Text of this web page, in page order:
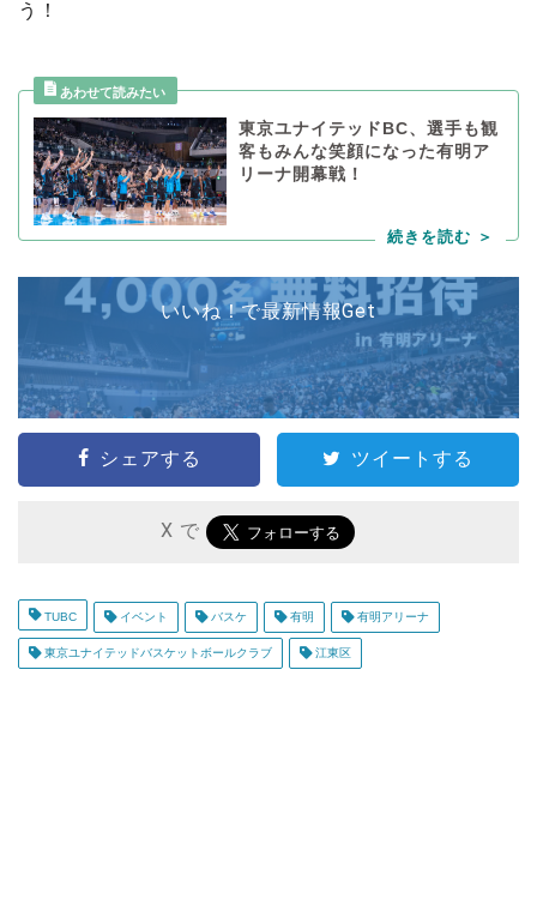
う！
東京ユナイテッドBC、選手も観
客もみんな笑顔になった有明ア
リーナ開幕戦！
いいね！で最新情報Get
シェアする ツイートする
X で
TUBC イベント バスケ 有明 有明アリーナ
東京ユナイテッドバスケットボールクラブ 江東区